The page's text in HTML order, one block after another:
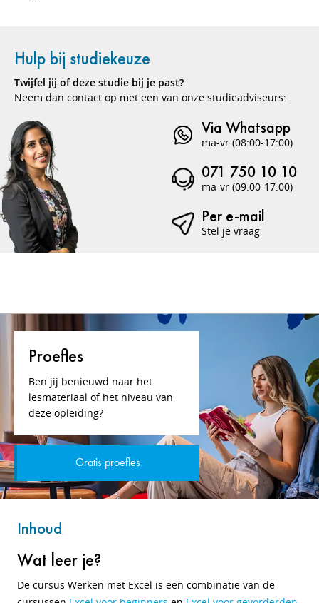
Hulp bij studiekeuze
Twijfel jij of deze studie bij je past?
Neem dan contact op met een van onze studieadviseurs:
Via Whatsapp
ma-vr (08:00-17:00)
071 750 10 10
ma-vr (09:00-17:00)
Per e-mail
Stel je vraag
Proefles
Ben jij benieuwd naar het
lesmateriaal of het niveau van
deze opleiding?
Gratis proefles
Inhoud
Wat leer je?
De cursus Werken met Excel is een combinatie van de